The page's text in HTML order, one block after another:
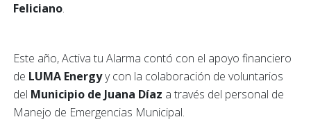
Feliciano.
Este año, Activa tu Alarma contó con el apoyo financiero
de LUMA Energyy con la colaboración de voluntarios
del Municipio de Juana Díaz a través del personal de
Manejo de Emergencias Municipal.